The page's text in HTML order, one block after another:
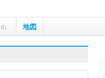
0） 地図